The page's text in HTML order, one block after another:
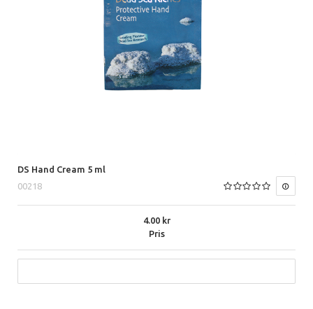
DS Hand Cream 5 ml
00218
Pris
4.00